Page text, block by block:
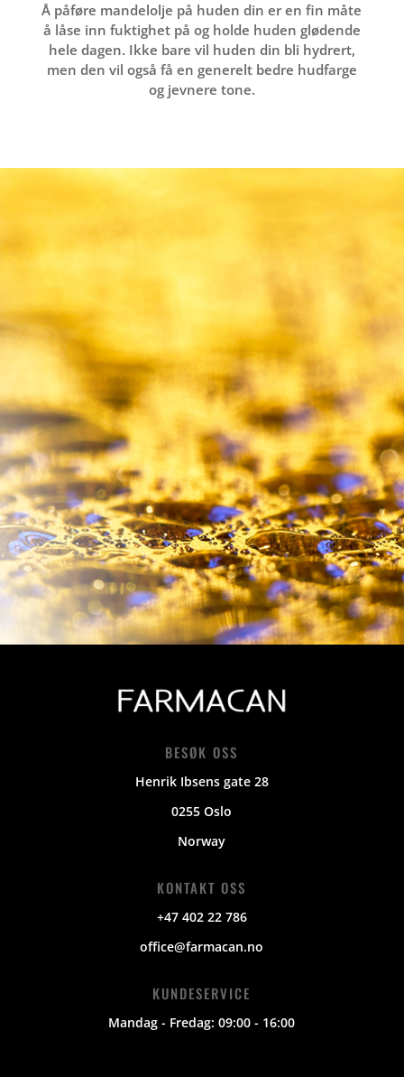
Å påføre mandelolje på huden din er en fin måte
å låse inn fuktighet på og holde huden glødende
hele dagen. Ikke bare vil huden din bli hydrert,
men den vil også få en generelt bedre hudfarge
og jevnere tone.
BESØK OSS
Henrik Ibsens gate 28
0255 Oslo
Norway
KONTAKT OSS
+47 402 22 786
office@farmacan.no
KUNDESERVICE
Mandag - Fredag: 09:00 - 16:00